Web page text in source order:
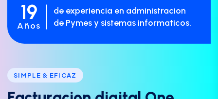
19
Años
de experiencia en administracion
de Pymes y sistemas informaticos.
SIMPLE & EFICAZ